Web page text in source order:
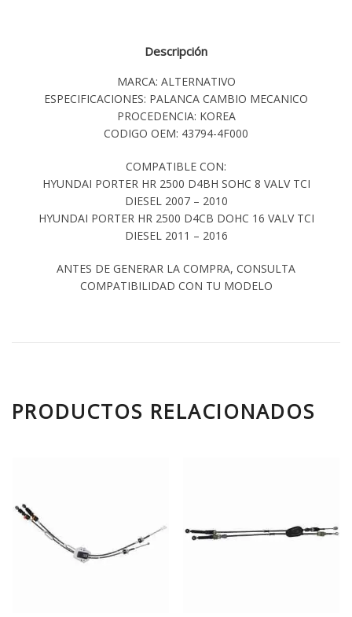
Descripción
MARCA: ALTERNATIVO
ESPECIFICACIONES: PALANCA CAMBIO MECANICO
PROCEDENCIA: KOREA
CODIGO OEM: 43794-4F000
COMPATIBLE CON:
HYUNDAI PORTER HR 2500 D4BH SOHC 8 VALV TCI
DIESEL 2007 – 2010
HYUNDAI PORTER HR 2500 D4CB DOHC 16 VALV TCI
DIESEL 2011 – 2016
ANTES DE GENERAR LA COMPRA, CONSULTA
COMPATIBILIDAD CON TU MODELO
PRODUCTOS RELACIONADOS